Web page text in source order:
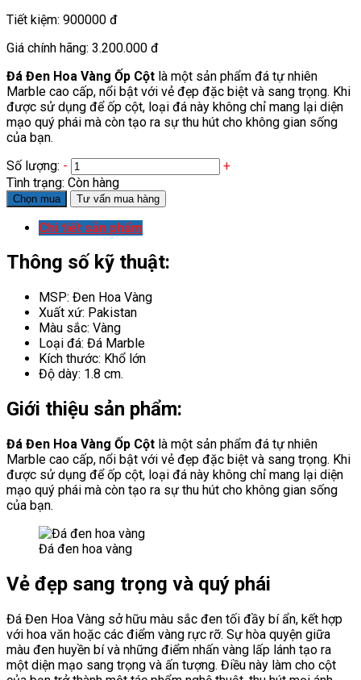
Tiết kiệm: 900000 đ
Giá chính hãng: 3.200.000 đ
Đá Đen Hoa Vàng Ốp Cột là một sản phẩm đá tự nhiên
Marble cao cấp, nổi bật với vẻ đẹp đặc biệt và sang trọng. Khi
được sử dụng để ốp cột, loại đá này không chỉ mang lại diện
mạo quý phái mà còn tạo ra sự thu hút cho không gian sống
của bạn.
Số lượng: -
+
Tình trạng: Còn hàng
Chọn mua Tư vấn mua hàng
Chi tiết sản phẩm
Thông số kỹ thuật:
MSP: Đen Hoa Vàng
Xuất xứ: Pakistan
Màu sắc: Vàng
Loại đá: Đá Marble
Kích thước: Khổ lớn
Độ dày: 1.8 cm.
Giới thiệu sản phẩm:
Đá Đen Hoa Vàng Ốp Cột là một sản phẩm đá tự nhiên
Marble cao cấp, nổi bật với vẻ đẹp đặc biệt và sang trọng. Khi
được sử dụng để ốp cột, loại đá này không chỉ mang lại diện
mạo quý phái mà còn tạo ra sự thu hút cho không gian sống
của bạn.
Đá đen hoa vàng
Vẻ đẹp sang trọng và quý phái
Đá Đen Hoa Vàng sở hữu màu sắc đen tối đầy bí ẩn, kết hợp
với hoa văn hoặc các điểm vàng rực rỡ. Sự hòa quyện giữa
màu đen huyền bí và những điểm nhấn vàng lấp lánh tạo ra
một diện mạo sang trọng và ấn tượng. Điều này làm cho cột